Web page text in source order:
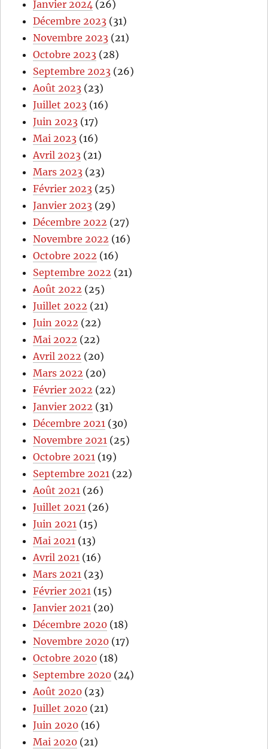
Janvier 2024 (26)
Décembre 2023 (31)
Novembre 2023 (21)
Octobre 2023 (28)
Septembre 2023 (26)
Août 2023 (23)
Juillet 2023 (16)
Juin 2023 (17)
Mai 2023 (16)
Avril 2023 (21)
Mars 2023 (23)
Février 2023 (25)
Janvier 2023 (29)
Décembre 2022 (27)
Novembre 2022 (16)
Octobre 2022 (16)
Septembre 2022 (21)
Août 2022 (25)
Juillet 2022 (21)
Juin 2022 (22)
Mai 2022 (22)
Avril 2022 (20)
Mars 2022 (20)
Février 2022 (22)
Janvier 2022 (31)
Décembre 2021 (30)
Novembre 2021 (25)
Octobre 2021 (19)
Septembre 2021 (22)
Août 2021 (26)
Juillet 2021 (26)
Juin 2021 (15)
Mai 2021 (13)
Avril 2021 (16)
Mars 2021 (23)
Février 2021 (15)
Janvier 2021 (20)
Décembre 2020 (18)
Novembre 2020 (17)
Octobre 2020 (18)
Septembre 2020 (24)
Août 2020 (23)
Juillet 2020 (21)
Juin 2020 (16)
Mai 2020 (21)